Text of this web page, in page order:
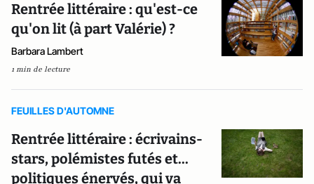
Rentrée littéraire : qu'est-ce
qu'on lit (à part Valérie) ?
Barbara Lambert
1 min de lecture
FEUILLES D'AUTOMNE
Rentrée littéraire : écrivains-
stars, polémistes futés et...
politiques énervés, qui va